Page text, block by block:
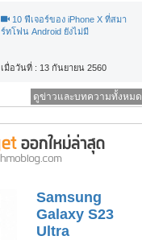
10 ฟีเจอร์ของ iPhone X ที่สมา
ร์ทโฟน Android ยังไม่มี
เมื่อวันที่ : 13 กันยายน 2560
ดูข่าวและบทความทั้งหมด
Samsung
Galaxy S23
Ultra